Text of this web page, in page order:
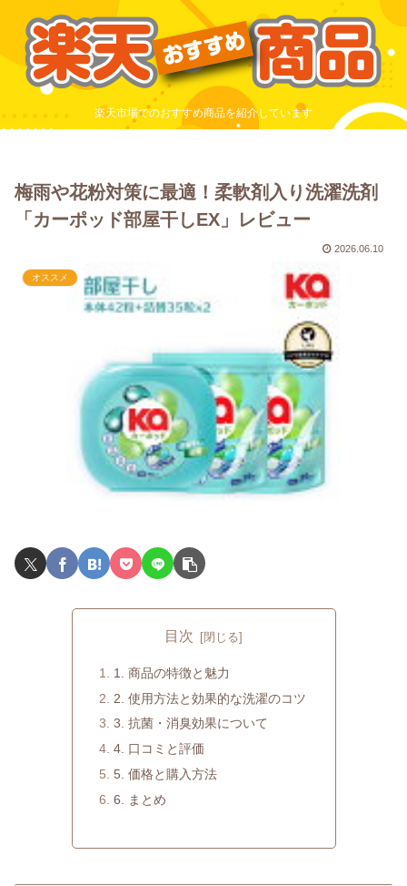
楽天市場でのおすすめ商品を紹介しています
梅雨や花粉対策に最適！柔軟剤入り洗濯洗剤
「カーポッド部屋干しEX」レビュー
2026.06.10
オススメ
目次
1. 商品の特徴と魅力
2. 使用方法と効果的な洗濯のコツ
3. 抗菌・消臭効果について
4. 口コミと評価
5. 価格と購入方法
6. まとめ